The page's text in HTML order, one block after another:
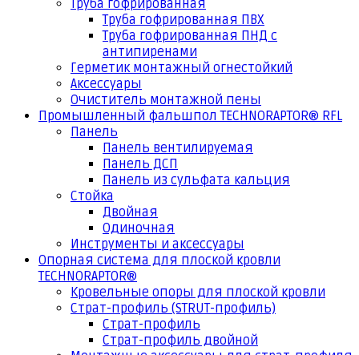
Труба гофрированная
Труба гофрированная ПВХ
Труба гофрированная ПНД с
антипиренами
Герметик монтажный огнестойкий
Аксессуары
Очиститель монтажной пены
Промышленный фальшпол TECHNORAPTOR® RFL
Панель
Панель вентилируемая
Панель ДСП
Панель из сульфата кальция
Стойка
Двойная
Одиночная
Инструменты и аксессуары
Опорная система для плоской кровли
TECHNORAPTOR®
Кровельные опоры для плоской кровли
Страт-профиль (STRUT-профиль)
Страт-профиль
Страт-профиль двойной